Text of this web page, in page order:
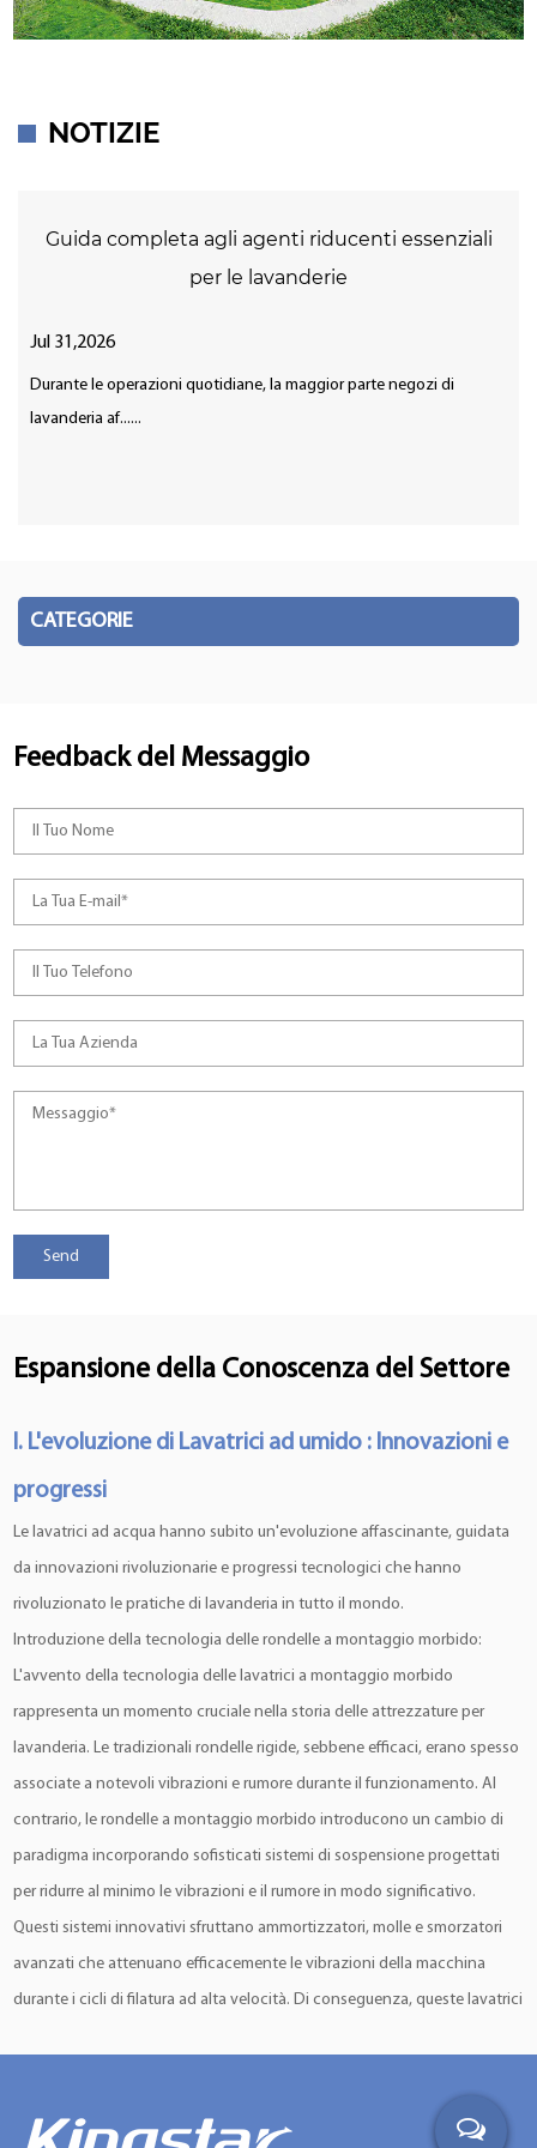
NOTIZIE
Guida completa agli agenti riducenti essenziali
per le lavanderie
Jul 31,2026
Durante le operazioni quotidiane, la maggior parte negozi di
lavanderia af......
CATEGORIE
Feedback del Messaggio
Espansione della Conoscenza del Settore
I. L'evoluzione di Lavatrici ad umido : Innovazioni e
progressi
Le lavatrici ad acqua hanno subito un'evoluzione affascinante, guidata
da innovazioni rivoluzionarie e progressi tecnologici che hanno
rivoluzionato le pratiche di lavanderia in tutto il mondo.
Introduzione della tecnologia delle rondelle a montaggio morbido:
L'avvento della tecnologia delle lavatrici a montaggio morbido
rappresenta un momento cruciale nella storia delle attrezzature per
lavanderia. Le tradizionali rondelle rigide, sebbene efficaci, erano spesso
associate a notevoli vibrazioni e rumore durante il funzionamento. Al
contrario, le rondelle a montaggio morbido introducono un cambio di
paradigma incorporando sofisticati sistemi di sospensione progettati
per ridurre al minimo le vibrazioni e il rumore in modo significativo.
Questi sistemi innovativi sfruttano ammortizzatori, molle e smorzatori
avanzati che attenuano efficacemente le vibrazioni della macchina
durante i cicli di filatura ad alta velocità. Di conseguenza, queste lavatrici
L'implementazione di ingegneria e progettazione avanzate ha
trasformato queste macchine in affidabili cavalli da lavoro in grado di